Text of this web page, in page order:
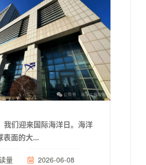
我们迎来国际海洋日。海洋
表面的大...
量 2026-06-08